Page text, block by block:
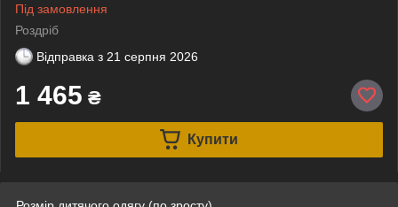
Під замовлення
Роздріб
Відправка з 21 серпня 2026
1 465 ₴
Купити